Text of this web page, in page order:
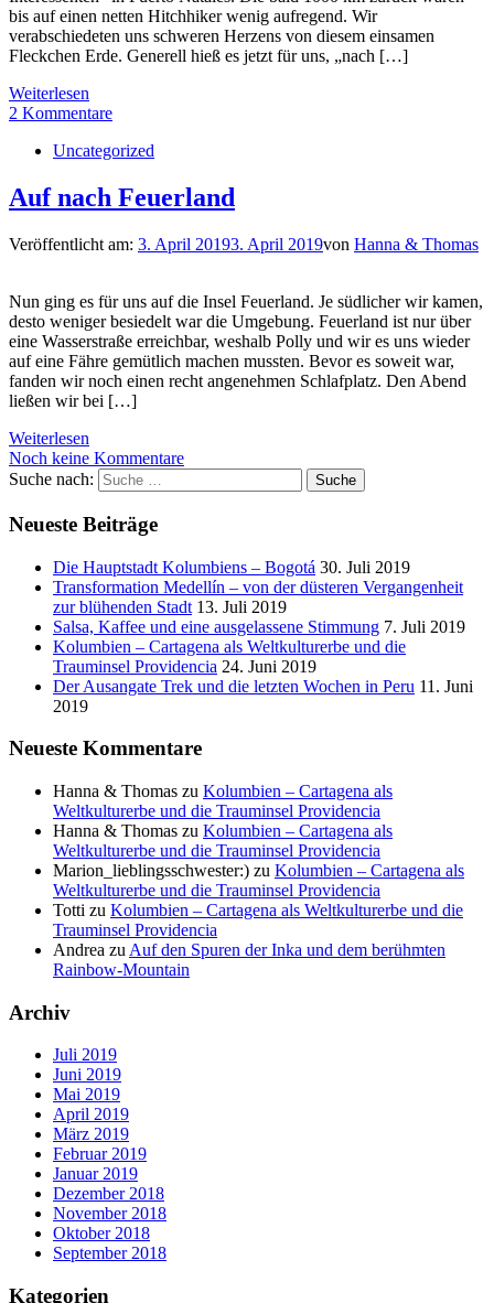
bis auf einen netten Hitchhiker wenig aufregend. Wir
verabschiedeten uns schweren Herzens von diesem einsamen
Fleckchen Erde. Generell hieß es jetzt für uns, „nach […]
Weiterlesen
2 Kommentare
Uncategorized
Auf nach Feuerland
Veröffentlicht am: 3. April 20193. April 2019von Hanna & Thomas
Nun ging es für uns auf die Insel Feuerland. Je südlicher wir kamen,
desto weniger besiedelt war die Umgebung. Feuerland ist nur über
eine Wasserstraße erreichbar, weshalb Polly und wir es uns wieder
auf eine Fähre gemütlich machen mussten. Bevor es soweit war,
fanden wir noch einen recht angenehmen Schlafplatz. Den Abend
ließen wir bei […]
Weiterlesen
Noch keine Kommentare
Suche nach:
Suche
Neueste Beiträge
Die Hauptstadt Kolumbiens – Bogotá 30. Juli 2019
Transformation Medellín – von der düsteren Vergangenheit
zur blühenden Stadt 13. Juli 2019
Salsa, Kaffee und eine ausgelassene Stimmung 7. Juli 2019
Kolumbien – Cartagena als Weltkulturerbe und die
Trauminsel Providencia 24. Juni 2019
Der Ausangate Trek und die letzten Wochen in Peru 11. Juni
2019
Neueste Kommentare
Hanna & Thomas zu Kolumbien – Cartagena als
Weltkulturerbe und die Trauminsel Providencia
Hanna & Thomas zu Kolumbien – Cartagena als
Weltkulturerbe und die Trauminsel Providencia
Marion_lieblingsschwester:) zu Kolumbien – Cartagena als
Weltkulturerbe und die Trauminsel Providencia
Totti zu Kolumbien – Cartagena als Weltkulturerbe und die
Trauminsel Providencia
Andrea zu Auf den Spuren der Inka und dem berühmten
Rainbow-Mountain
Archiv
Juli 2019
Juni 2019
Mai 2019
April 2019
März 2019
Februar 2019
Januar 2019
Dezember 2018
November 2018
Oktober 2018
September 2018
Kategorien